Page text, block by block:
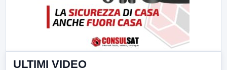
ULTIMI VIDEO